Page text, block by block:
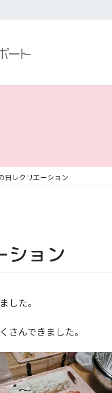
日レクリエーション
ション
した。
さんできました。